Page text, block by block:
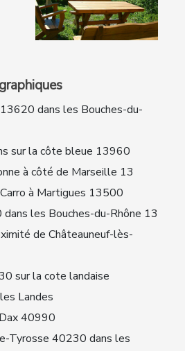
dans les Bouches-du-
sur la côte bleue 13960
à côté de Marseille 13
à Martigues 13500
les Bouches-du-Rhône 13
de Châteauneuf-lès-
sur la cote landaise
Landes
40990
Tyrosse 40230 dans les